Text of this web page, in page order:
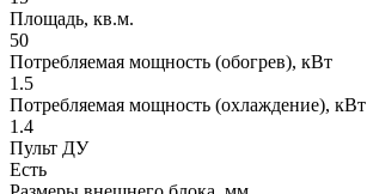
Площадь, кв.м.
50
Потребляемая мощность (обогрев), кВт
1.5
Потребляемая мощность (охлаждение), кВт
1.4
Пульт ДУ
Есть